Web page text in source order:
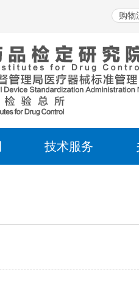
购物
技术服务